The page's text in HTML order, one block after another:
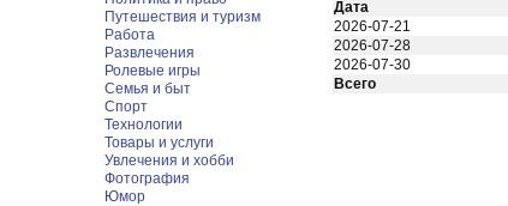
Путешествия и туризм
Работа
Развлечения
Ролевые игры
Семья и быт
Спорт
Технологии
Товары и услуги
Увлечения и хобби
Фотография
Юмор
Дата
2026-07-21
2026-07-28
2026-07-30
Всего